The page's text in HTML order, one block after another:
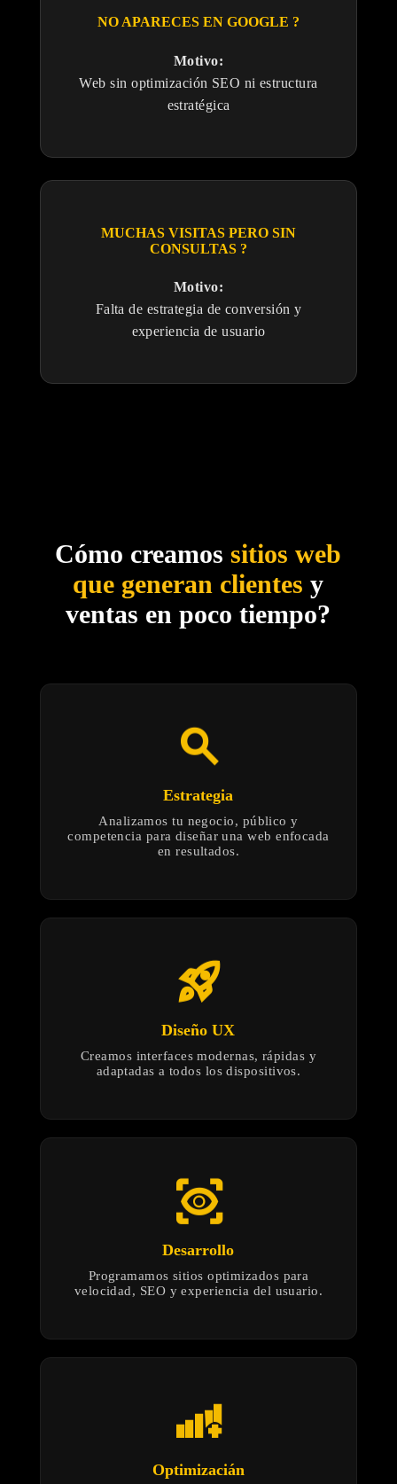
NO APARECES EN GOOGLE ?
Motivo:
Web sin optimización SEO ni estructura
estratégica
MUCHAS VISITAS PERO SIN
CONSULTAS ?
Motivo:
Falta de estrategia de conversión y
experiencia de usuario
Cómo creamos sitios web
que generan clientes y
ventas en poco tiempo?
search
Estrategia
Analizamos tu negocio, público y
competencia para diseñar una web enfocada
en resultados.
rocket_launch
Diseño UX
Creamos interfaces modernas, rápidas y
adaptadas a todos los dispositivos.
eye_tracking
Desarrollo
Programamos sitios optimizados para
velocidad, SEO y experiencia del usuario.
android_cell_5_bar_plus
Optimizacián